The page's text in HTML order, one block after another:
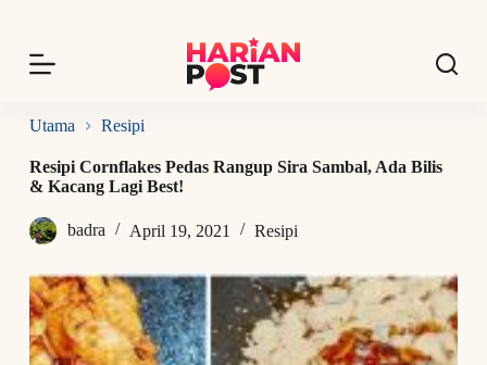
p
o
o
n
n
Utama Resipi
Resipi Cornflakes Pedas Rangup Sira Sambal, Ada Bilis
& Kacang Lagi Best!
badra April 19, 2021 Resipi